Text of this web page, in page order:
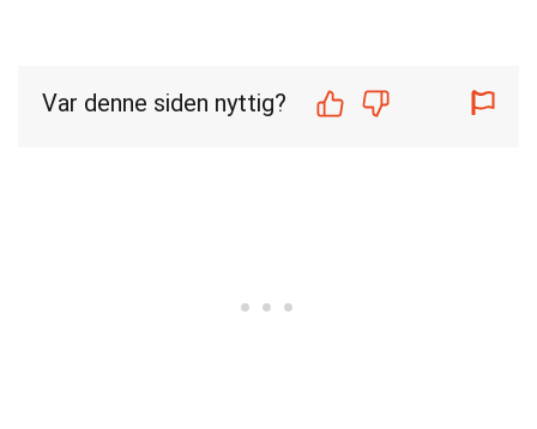
Var denne siden nyttig?